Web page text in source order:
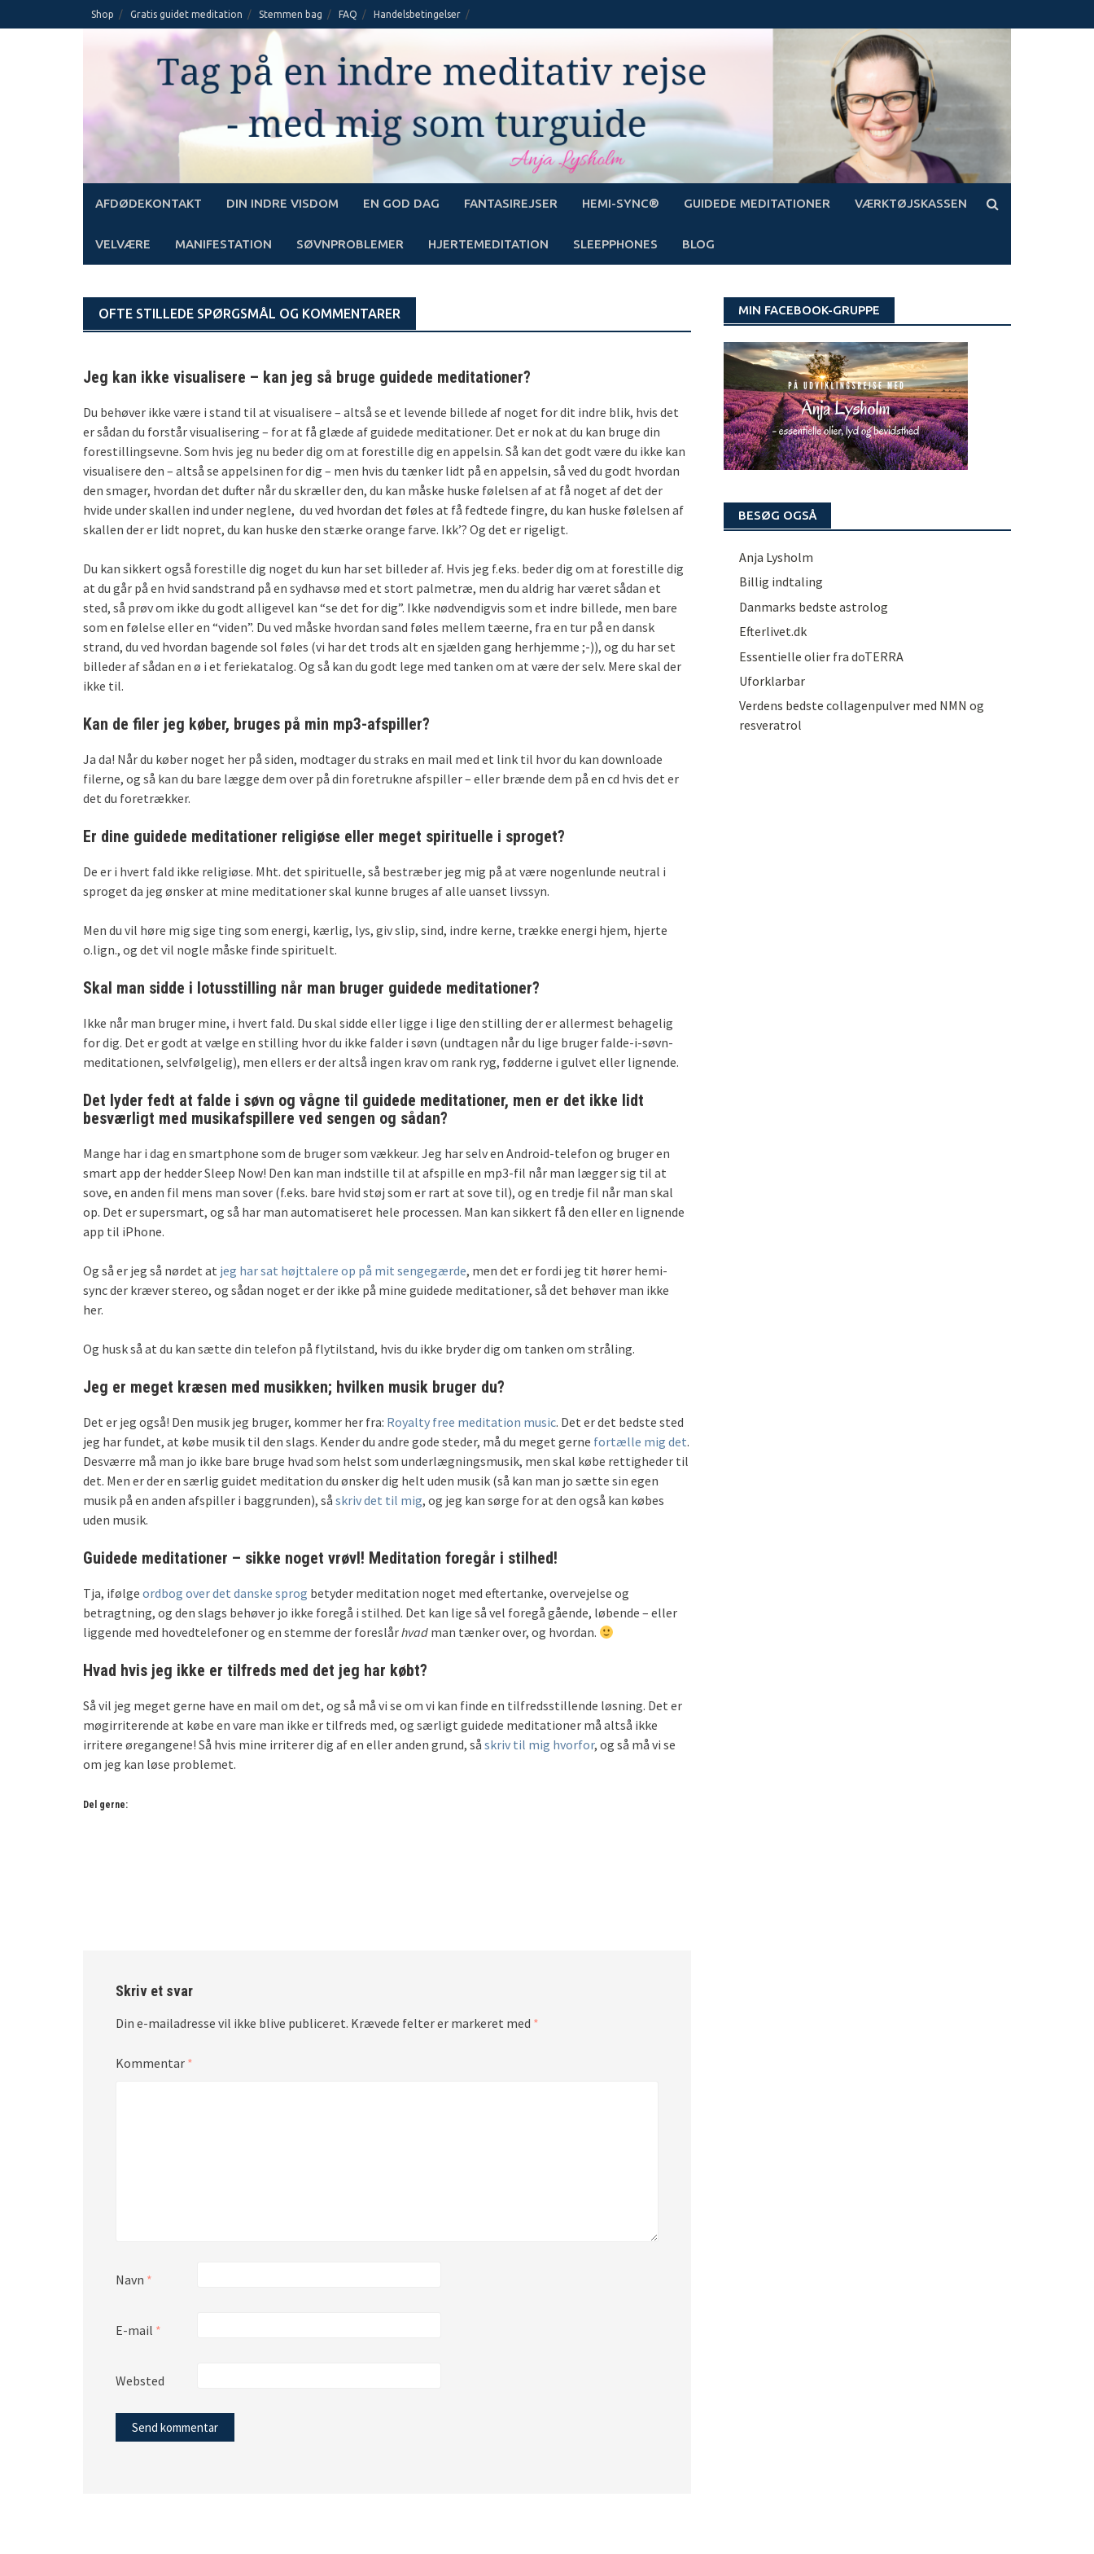
to
Shop Gratis guidet meditation Stemmen bag FAQ Handelsbetingelser
AFDØDEKONTAKT DIN INDRE VISDOM EN GOD DAG FANTASIREJSER HEMI-SYNC® GUIDEDE MEDITATIONER VÆRKTØJSKASSEN
VELVÆRE MANIFESTATION SØVNPROBLEMER HJERTEMEDITATION SLEEPPHONES BLOG
OFTE STILLEDE SPØRGSMÅL OG KOMMENTARER
Jeg kan ikke visualisere – kan jeg så bruge guidede meditationer?
Du behøver ikke være i stand til at visualisere – altså se et levende billede af noget for dit indre blik, hvis det
er sådan du forstår visualisering – for at få glæde af guidede meditationer. Det er nok at du kan bruge din
forestillingsevne. Som hvis jeg nu beder dig om at forestille dig en appelsin. Så kan det godt være du ikke kan
visualisere den – altså se appelsinen for dig – men hvis du tænker lidt på en appelsin, så ved du godt hvordan
den smager, hvordan det dufter når du skræller den, du kan måske huske følelsen af at få noget af det der
hvide under skallen ind under neglene, du ved hvordan det føles at få fedtede fingre, du kan huske følelsen af
skallen der er lidt nopret, du kan huske den stærke orange farve. Ikk’? Og det er rigeligt.
Du kan sikkert også forestille dig noget du kun har set billeder af. Hvis jeg f.eks. beder dig om at forestille dig
at du går på en hvid sandstrand på en sydhavsø med et stort palmetræ, men du aldrig har været sådan et
sted, så prøv om ikke du godt alligevel kan “se det for dig”. Ikke nødvendigvis som et indre billede, men bare
som en følelse eller en “viden”. Du ved måske hvordan sand føles mellem tæerne, fra en tur på en dansk
strand, du ved hvordan bagende sol føles (vi har det trods alt en sjælden gang herhjemme ;-)), og du har set
billeder af sådan en ø i et feriekatalog. Og så kan du godt lege med tanken om at være der selv. Mere skal der
ikke til.
Kan de filer jeg køber, bruges på min mp3-afspiller?
Ja da! Når du køber noget her på siden, modtager du straks en mail med et link til hvor du kan downloade
filerne, og så kan du bare lægge dem over på din foretrukne afspiller – eller brænde dem på en cd hvis det er
det du foretrækker.
Er dine guidede meditationer religiøse eller meget spirituelle i sproget?
De er i hvert fald ikke religiøse. Mht. det spirituelle, så bestræber jeg mig på at være nogenlunde neutral i
sproget da jeg ønsker at mine meditationer skal kunne bruges af alle uanset livssyn.
Men du vil høre mig sige ting som energi, kærlig, lys, giv slip, sind, indre kerne, trække energi hjem, hjerte
o.lign., og det vil nogle måske finde spirituelt.
Skal man sidde i lotusstilling når man bruger guidede meditationer?
Ikke når man bruger mine, i hvert fald. Du skal sidde eller ligge i lige den stilling der er allermest behagelig
for dig. Det er godt at vælge en stilling hvor du ikke falder i søvn (undtagen når du lige bruger falde-i-søvn-
meditationen, selvfølgelig), men ellers er der altså ingen krav om rank ryg, fødderne i gulvet eller lignende.
Det lyder fedt at falde i søvn og vågne til guidede meditationer, men er det ikke lidt
besværligt med musikafspillere ved sengen og sådan?
Mange har i dag en smartphone som de bruger som vækkeur. Jeg har selv en Android-telefon og bruger en
smart app der hedder Sleep Now! Den kan man indstille til at afspille en mp3-fil når man lægger sig til at
sove, en anden fil mens man sover (f.eks. bare hvid støj som er rart at sove til), og en tredje fil når man skal
op. Det er supersmart, og så har man automatiseret hele processen. Man kan sikkert få den eller en lignende
app til iPhone.
Og så er jeg så nørdet at jeg har sat højttalere op på mit sengegærde, men det er fordi jeg tit hører hemi-
sync der kræver stereo, og sådan noget er der ikke på mine guidede meditationer, så det behøver man ikke
her.
Og husk så at du kan sætte din telefon på flytilstand, hvis du ikke bryder dig om tanken om stråling.
Jeg er meget kræsen med musikken; hvilken musik bruger du?
Det er jeg også! Den musik jeg bruger, kommer her fra: Royalty free meditation music. Det er det bedste sted
jeg har fundet, at købe musik til den slags. Kender du andre gode steder, må du meget gerne fortælle mig det.
Desværre må man jo ikke bare bruge hvad som helst som underlægningsmusik, men skal købe rettigheder til
det. Men er der en særlig guidet meditation du ønsker dig helt uden musik (så kan man jo sætte sin egen
musik på en anden afspiller i baggrunden), så skriv det til mig, og jeg kan sørge for at den også kan købes
uden musik.
Guidede meditationer – sikke noget vrøvl! Meditation foregår i stilhed!
Tja, ifølge ordbog over det danske sprog betyder meditation noget med eftertanke, overvejelse og
betragtning, og den slags behøver jo ikke foregå i stilhed. Det kan lige så vel foregå gående, løbende – eller
liggende med hovedtelefoner og en stemme der foreslårhvad man tænker over, og hvordan.
Hvad hvis jeg ikke er tilfreds med det jeg har købt?
Så vil jeg meget gerne have en mail om det, og så må vi se om vi kan finde en tilfredsstillende løsning. Det er
møgirriterende at købe en vare man ikke er tilfreds med, og særligt guidede meditationer må altså ikke
irritere øregangene! Så hvis mine irriterer dig af en eller anden grund, så skriv til mig hvorfor, og så må vi se
om jeg kan løse problemet.
Del gerne:
Skriv et svar
Din e-mailadresse vil ikke blive publiceret. Krævede felter er markeret med *
Kommentar *
Navn *
E-mail *
Websted
MIN FACEBOOK-GRUPPE
BESØG OGSÅ
Anja Lysholm
Billig indtaling
Danmarks bedste astrolog
Efterlivet.dk
Essentielle olier fra doTERRA
Uforklarbar
Verdens bedste collagenpulver med NMN og
resveratrol